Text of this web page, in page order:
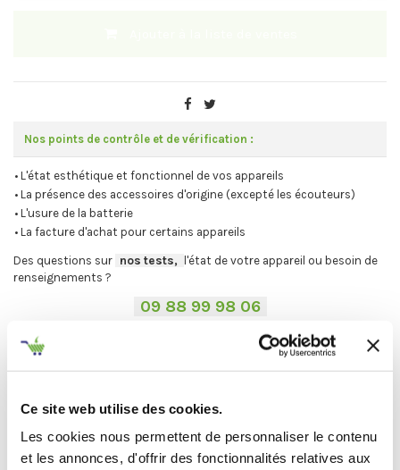
Ce site web utilise des cookies.
Les cookies nous permettent de personnaliser le contenu
et les annonces, d'offrir des fonctionnalités relatives aux
Nos points de contrôle et de vérification :
• L'état esthétique et fonctionnel de vos appareils
• La présence des accessoires d'origine (excepté les écouteurs)
• L'usure de la batterie
• La facture d'achat pour certains appareils
Des questions sur nos tests,
l'état de votre appareil ou besoin de
renseignements ?
09 88 99 98 06-
Avant de procéder à votre envoi :-.
deux étapes :